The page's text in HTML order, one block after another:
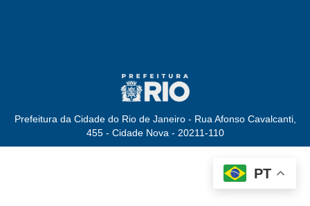
Prefeitura da Cidade do Rio de Janeiro - Rua Afonso Cavalcanti,
455 - Cidade Nova - 20211-110
PT